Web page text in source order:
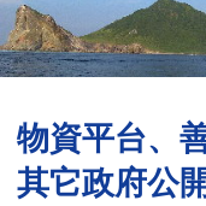
物資平台、
其它政府公